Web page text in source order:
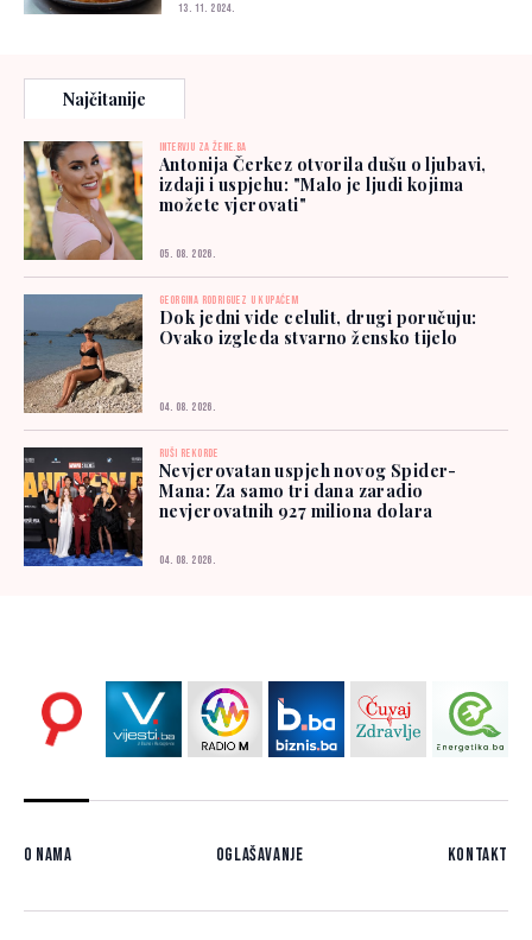
13. 11. 2024.
Najčitanije
INTERVJU ZA ŽENE.BA
Antonija Čerkez otvorila dušu o ljubavi,
izdaji i uspjehu: "Malo je ljudi kojima
možete vjerovati"
05. 08. 2026.
GEORGINA RODRIGUEZ U KUPAĆEM
Dok jedni vide celulit, drugi poručuju:
Ovako izgleda stvarno žensko tijelo
04. 08. 2026.
RUŠI REKORDE
Nevjerovatan uspjeh novog Spider-
Mana: Za samo tri dana zaradio
nevjerovatnih 927 miliona dolara
04. 08. 2026.
O nama Oglašavanje Kontakt